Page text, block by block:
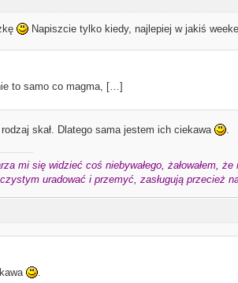
Napiszcie tylko kiedy, najlepiej w jakiś
to samo co magma, […]
rodzaj skał. Dlatego sama jestem ich ciekawa
mi się widzieć coś niebywałego, żałowałem,
uradować i przemyć, zasługują przecież
.